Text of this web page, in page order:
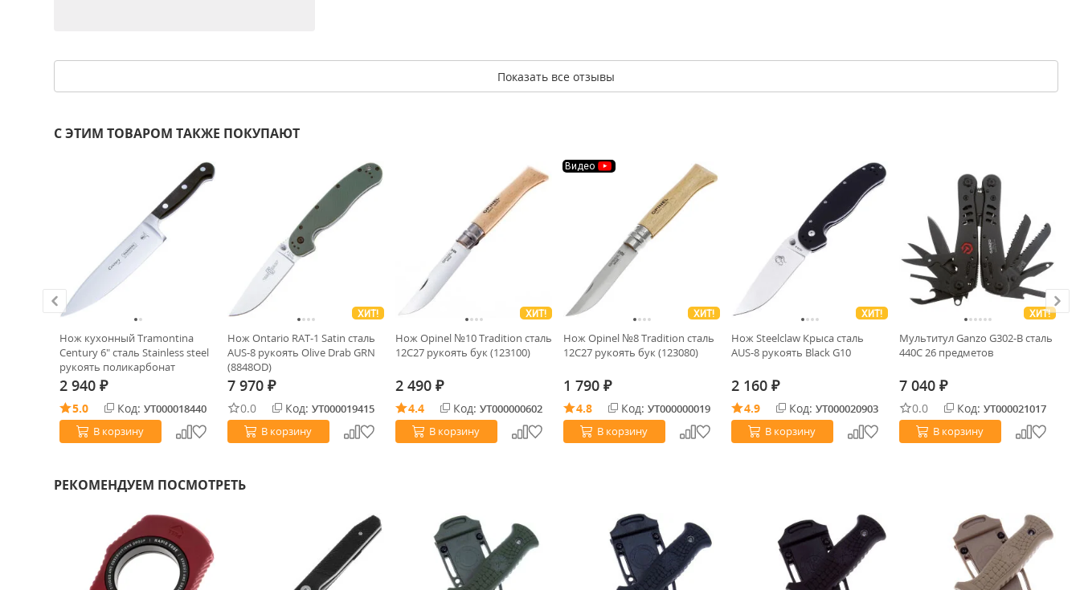
Показать все отзывы
С ЭТИМ ТОВАРОМ ТАКЖЕ ПОКУПАЮТ
Нож кухонный Tramontina
Century 6" сталь Stainless steel
рукоять поликарбонат
(24011/006)
2 940 ₽
5.0 Код: УТ000018440
В корзину
ХИТ!
Нож Ontario RAT-1 Satin сталь
AUS-8 рукоять Olive Drab GRN
(8848OD)
7 970 ₽
0.0 Код: УТ000019415
В корзину
ХИТ!
Нож Opinel №10 Tradition сталь
12C27 рукоять бук (123100)
2 490 ₽
4.4 Код: УТ000000602
В корзину
Видео
ХИТ!
Нож Opinel №8 Tradition сталь
12C27 рукоять бук (123080)
1 790 ₽
4.8 Код: УТ000000019
В корзину
ХИТ!
Нож Steelclaw Крыса сталь
AUS-8 рукоять Black G10
2 160 ₽
4.9 Код: УТ000020903
В корзину
ХИТ!
Мультитул Ganzo G302-B сталь
440C 26 предметов
7 040 ₽
0.0 Код: УТ000021017
В корзину
РЕКОМЕНДУЕМ ПОСМОТРЕТЬ